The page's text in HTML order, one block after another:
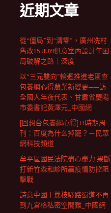
近期文章
從“僵局”到“清零”，廣州冼村
舊改15JIUYI俱意室內設計年困
局破解之路｜深度
以“三元雙向”輪迴推進老區查
包養網心得農業新變更——訪
全國人年夜代表、甘肅省慶陽
市委書記黃澤元_中國網
[回想台包養網心得] IT時期周
刊：百度為什么掉寵？－民眾
網科技頻道
牟平區國民法院盡心盡力 果斷
打新竹森和診所贏疫情防控阻
擊戰
詩意中國丨荔枝驛路蜀道不再
到九宮格私密空間難_中國網